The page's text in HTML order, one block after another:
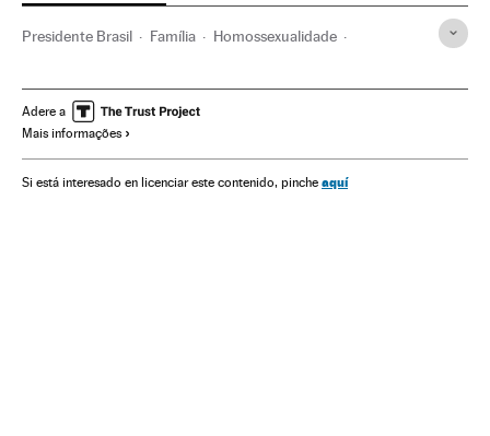
Presidente Brasil Família Homossexualidade
Governo Brasil Grupos sociais
Casamento gay
Preconceitos Sociedade Administração pública
Adere a
Mais informações
Si está interesado en licenciar este contenido, pinche aquí